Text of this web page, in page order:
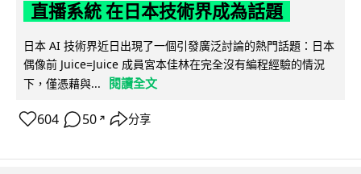
直播系統 在日本技術界成為話題
日本 AI 技術界近日出現了一個引發廣泛討論的熱門話題：日本
偶像前 Juice=Juice 成員宮本佳林在完全沒有編程經驗的情況
下，僅憑藉與...
閱讀全文
604 50 ↗ 分享